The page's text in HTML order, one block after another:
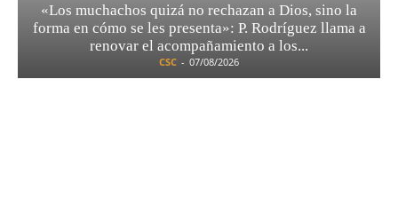
«Los muchachos quizá no rechazan a Dios, sino la
forma en cómo se les presenta»: P. Rodríguez llama a
renovar el acompañamiento a los...
CSC - 07/08/2026